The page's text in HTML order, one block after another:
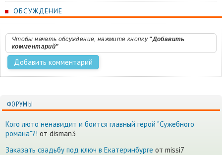
ОБСУЖДЕНИЕ
Чтобы начать обсуждение, нажмите кнопку "Добавить
комментарий"
ФОРУМЫ
Кого люто ненавидит и боится главный герой "Сужебного
романа"?! от disman3
Заказать свадьбу под ключ в Екатеринбурге от missi7